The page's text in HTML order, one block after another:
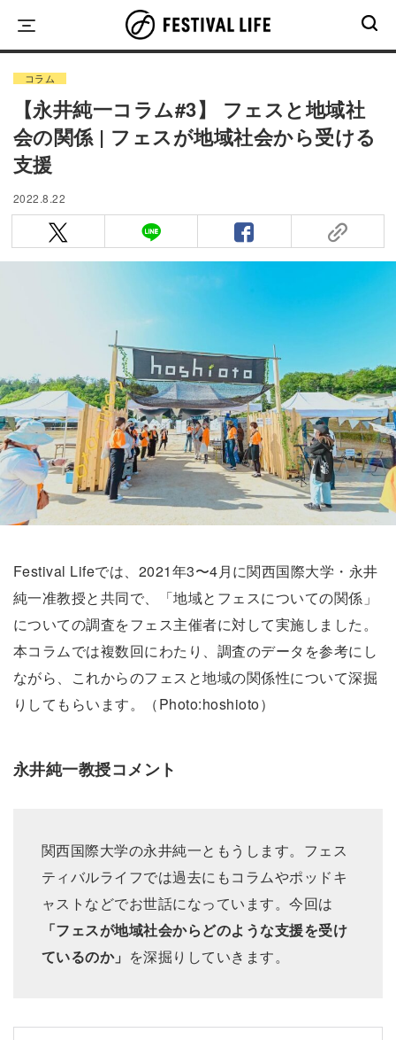
content
コラム
【永井純一コラム#3】 フェスと地域社
会の関係 | フェスが地域社会から受ける
支援
2022.8.22
Festival Lifeでは、2021年3〜4月に関西国際大学・永井
純一准教授と共同で、「地域とフェスについての関係」
についての調査をフェス主催者に対して実施しました。
本コラムでは複数回にわたり、調査のデータを参考にし
ながら、これからのフェスと地域の関係性について深掘
りしてもらいます。（Photo:hoshioto）
永井純一教授コメント
関西国際大学の永井純一ともうします。フェス
ティバルライフでは過去にもコラムやポッドキ
ャストなどでお世話になっています。今回は
「フェスが地域社会からどのような支援を受け
ているのか」 を深掘りしていきます。